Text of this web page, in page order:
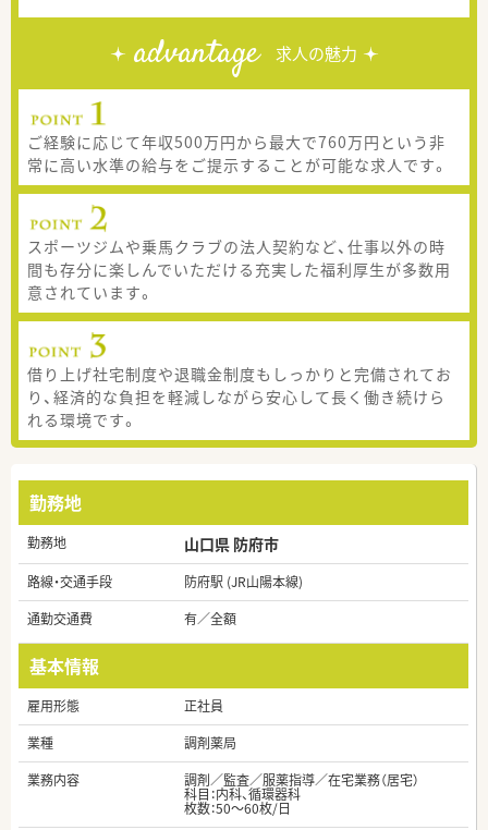
advantage 求人の魅力
ご経験に応じて年収500万円から最大で760万円という非
常に高い水準の給与をご提示することが可能な求人です。
スポーツジムや乗馬クラブの法人契約など、仕事以外の時
間も存分に楽しんでいただける充実した福利厚生が多数用
意されています。
借り上げ社宅制度や退職金制度もしっかりと完備されてお
り、経済的な負担を軽減しながら安心して長く働き続けら
れる環境です。
勤務地
勤務地 山口県 防府市
路線・交通手段
防府駅 (JR山陽本線)
通勤交通費
有／全額
基本情報
雇用形態
正社員
業種
調剤薬局
業務内容
調剤／監査／服薬指導／在宅業務（居宅）
科目：内科、循環器科
枚数：50～60枚/日